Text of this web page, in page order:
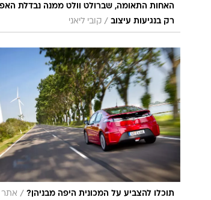
האחות התאומה, שברולט וולט ממנה נבדלת
רק בנגיעות עיצוב / קובי ליאני
תוכלו להצביע על המכונית היפה מבניהן? / אתר